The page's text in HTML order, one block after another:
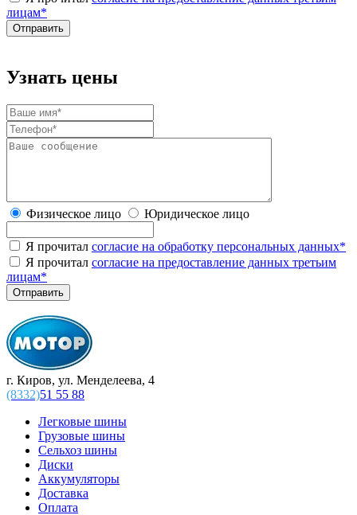
лицам*
Узнать цены
Физическое лицо Юридическое лицо
Я прочитал согласие на обработку персональных данных*
Я прочитал согласие на предоставление данных третьим
лицам*
г. Киров, ул. Менделеева, 4
(8332)51 55 88
Легковые шины
Грузовые шины
Сельхоз шины
Диски
Аккумуляторы
Доставка
Оплата